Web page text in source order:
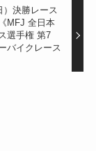
）決勝レース
MFJ 全日本
選手権 第7
バイクレース